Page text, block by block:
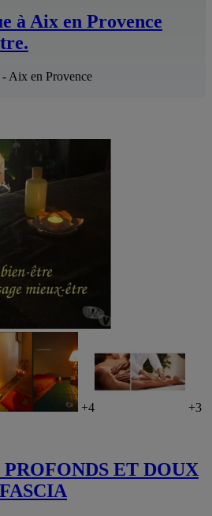
à Aix en Provence
Aix en Provence
+4
+3
ET DOUX